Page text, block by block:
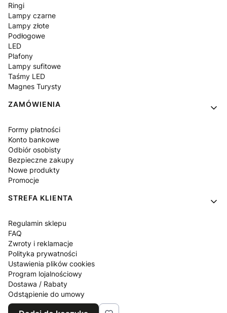
Ringi
Lampy czarne
Lampy złote
Podłogowe
LED
Plafony
Lampy sufitowe
Taśmy LED
Magnes Turysty
ZAMÓWIENIA
Formy płatności
Konto bankowe
Odbiór osobisty
Bezpieczne zakupy
Nowe produkty
Promocje
STREFA KLIENTA
Regulamin sklepu
FAQ
Zwroty i reklamacje
Polityka prywatności
Ustawienia plików cookies
Program lojalnościowy
Dostawa / Rabaty
Odstąpienie do umowy
Blog